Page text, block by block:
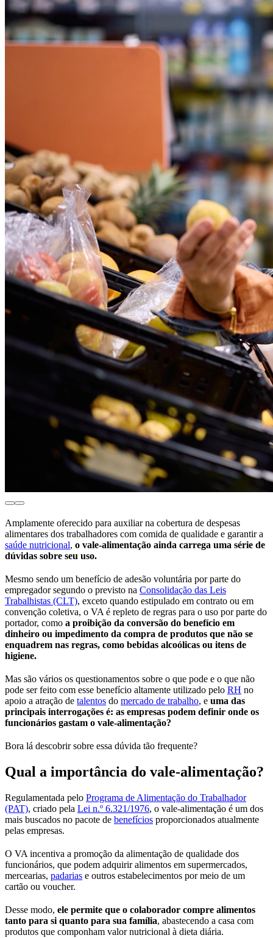
Amplamente oferecido para auxiliar na cobertura de despesas
alimentares dos trabalhadores com comida de qualidade e garantir a
saúde nutricional, o vale-alimentação ainda carrega uma série de
dúvidas sobre seu uso.
Mesmo sendo um benefício de adesão voluntária por parte do
empregador segundo o previsto na Consolidação das Leis
Trabalhistas (CLT), exceto quando estipulado em contrato ou em
convenção coletiva, o VA é repleto de regras para o uso por parte do
portador, como a proibição da conversão do benefício em
dinheiro ou impedimento da compra de produtos que não se
enquadrem nas regras, como bebidas alcoólicas ou itens de
higiene.
Mas são vários os questionamentos sobre o que pode e o que não
pode ser feito com esse benefício altamente utilizado pelo RH no
apoio a atração de talentos do mercado de trabalho, e uma das
principais interrogações é: as empresas podem definir onde os
funcionários gastam o vale-alimentação?
Bora lá descobrir sobre essa dúvida tão frequente?
Qual a importância do vale-alimentação?
Regulamentada pelo Programa de Alimentação do Trabalhador
(PAT), criado pela Lei n.º 6.321/1976, o vale-alimentação é um dos
mais buscados no pacote de benefícios proporcionados atualmente
pelas empresas.
O VA incentiva a promoção da alimentação de qualidade dos
funcionários, que podem adquirir alimentos em supermercados,
mercearias, padarias e outros estabelecimentos por meio de um
cartão ou voucher.
Desse modo, ele permite que o colaborador compre alimentos
tanto para si quanto para sua família, abastecendo a casa com
produtos que componham valor nutricional à dieta diária.